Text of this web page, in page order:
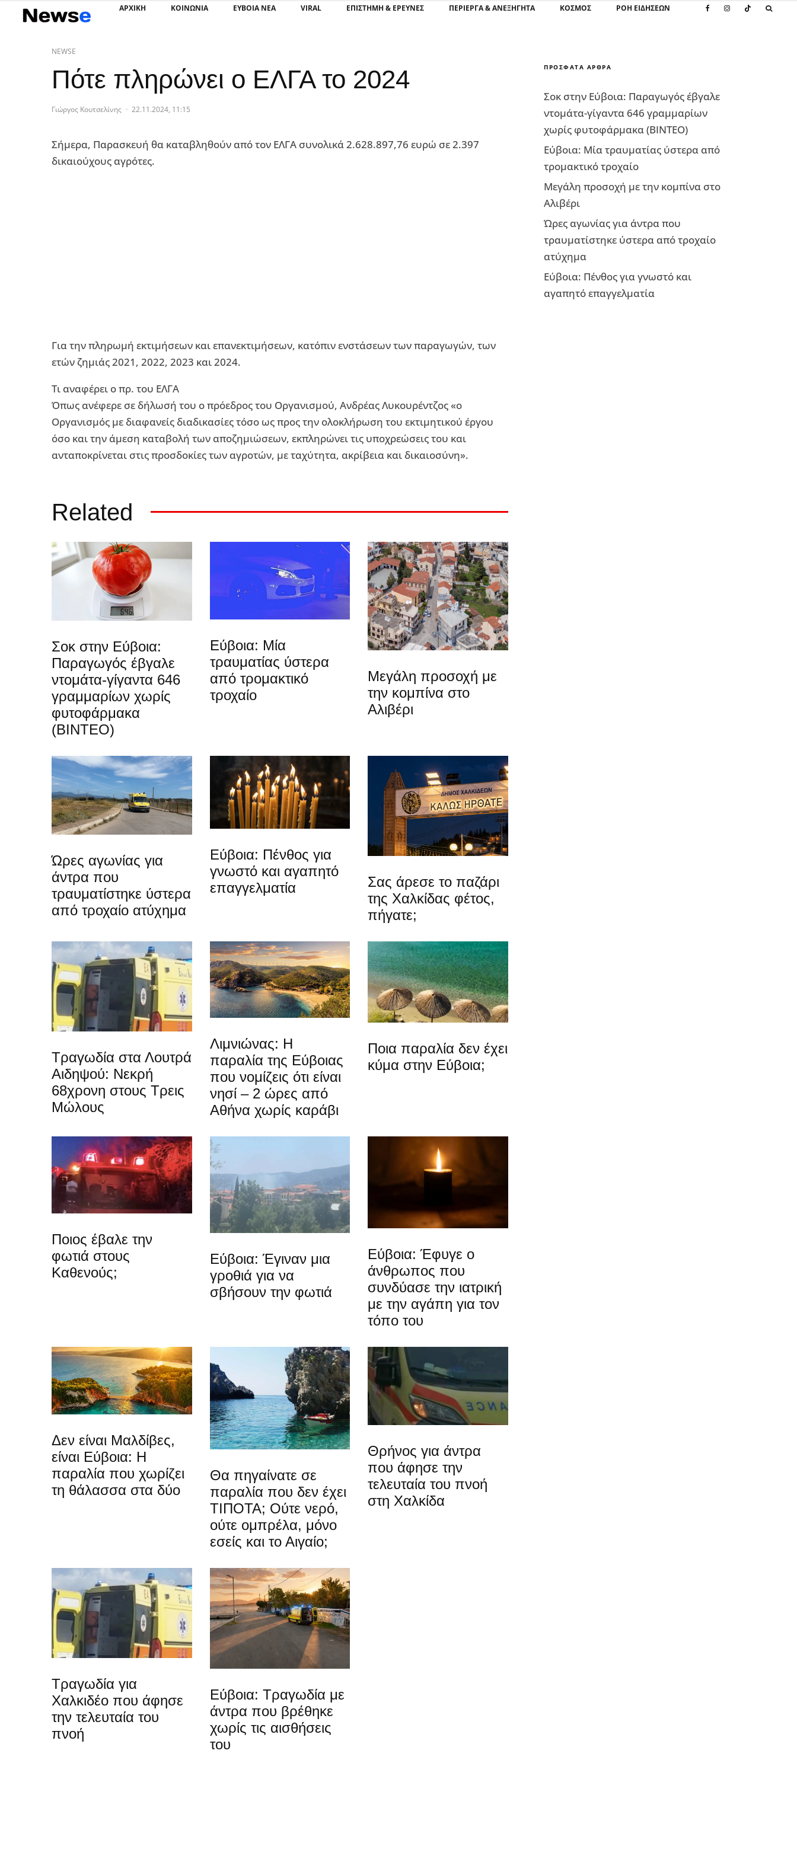
ΑΡΧΙΚΗ ΚΟΙΝΩΝΙΑ ΕΥΒΟΙΑ ΝΕΑ VIRAL ΕΠΙΣΤΉΜΗ & ΈΡΕΥΝΕΣ ΠΕΡΊΕΡΓΑ & ΑΝΕΞΉΓΗΤΑ ΚΌΣΜΟΣ ΡΟΗ ΕΙΔΗΣΕΩΝ
NEWSE
Πότε πληρώνει ο ΕΛΓΑ το 2024
Γιώργος Κουτσελίνης · 22.11.2024, 11:15
Σήμερα, Παρασκευή θα καταβληθούν από τον ΕΛΓΑ συνολικά 2.628.897,76 ευρώ σε 2.397
δικαιούχους αγρότες.
Για την πληρωμή εκτιμήσεων και επανεκτιμήσεων, κατόπιν ενστάσεων των παραγωγών, των
ετών ζημιάς 2021, 2022, 2023 και 2024.
Τι αναφέρει ο πρ. του ΕΛΓΑ
Όπως ανέφερε σε δήλωσή του ο πρόεδρος του Οργανισμού, Ανδρέας Λυκουρέντζος «ο
Οργανισμός με διαφανείς διαδικασίες τόσο ως προς την ολοκλήρωση του εκτιμητικού έργου
όσο και την άμεση καταβολή των αποζημιώσεων, εκπληρώνει τις υποχρεώσεις του και
ανταποκρίνεται στις προσδοκίες των αγροτών, με ταχύτητα, ακρίβεια και δικαιοσύνη».
Related
Σοκ στην Εύβοια:
Παραγωγός έβγαλε
ντομάτα-γίγαντα 646
γραμμαρίων χωρίς
φυτοφάρμακα
(ΒΙΝΤΕΟ)
Εύβοια: Μία
τραυματίας ύστερα
από τρομακτικό
τροχαίο
Μεγάλη προσοχή με
την κομπίνα στο
Αλιβέρι
Ώρες αγωνίας για
άντρα που
τραυματίστηκε ύστερα
από τροχαίο ατύχημα
Εύβοια: Πένθος για
γνωστό και αγαπητό
επαγγελματία
Σας άρεσε το παζάρι
της Χαλκίδας φέτος,
πήγατε;
Τραγωδία στα Λουτρά
Αιδηψού: Νεκρή
68χρονη στους Τρεις
Μώλους
Λιμνιώνας: Η
παραλία της Εύβοιας
που νομίζεις ότι είναι
νησί – 2 ώρες από
Αθήνα χωρίς καράβι
Ποια παραλία δεν έχει
κύμα στην Εύβοια;
Ποιος έβαλε την
φωτιά στους
Καθενούς;
Εύβοια: Έγιναν μια
γροθιά για να
σβήσουν την φωτιά
Εύβοια: Έφυγε ο
άνθρωπος που
συνδύασε την ιατρική
με την αγάπη για τον
τόπο του
Δεν είναι Μαλδίβες,
είναι Εύβοια: Η
παραλία που χωρίζει
τη θάλασσα στα δύο
Θα πηγαίνατε σε
παραλία που δεν έχει
ΤΙΠΟΤΑ; Ούτε νερό,
ούτε ομπρέλα, μόνο
εσείς και το Αιγαίο;
Θρήνος για άντρα
που άφησε την
τελευταία του πνοή
στη Χαλκίδα
Τραγωδία για
Χαλκιδέο που άφησε
την τελευταία του
πνοή
Εύβοια: Τραγωδία με
άντρα που βρέθηκε
χωρίς τις αισθήσεις
του
ΠΡΌΣΦΑΤΑ ΆΡΘΡΑ
Σοκ στην Εύβοια: Παραγωγός έβγαλε
ντομάτα-γίγαντα 646 γραμμαρίων
χωρίς φυτοφάρμακα (ΒΙΝΤΕΟ)
Εύβοια: Μία τραυματίας ύστερα από
τρομακτικό τροχαίο
Μεγάλη προσοχή με την κομπίνα στο
Αλιβέρι
Ώρες αγωνίας για άντρα που
τραυματίστηκε ύστερα από τροχαίο
ατύχημα
Εύβοια: Πένθος για γνωστό και
αγαπητό επαγγελματία